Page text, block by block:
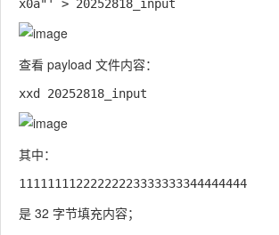
查看 payload 文件内容：
其中：
是 32 字节填充内容；